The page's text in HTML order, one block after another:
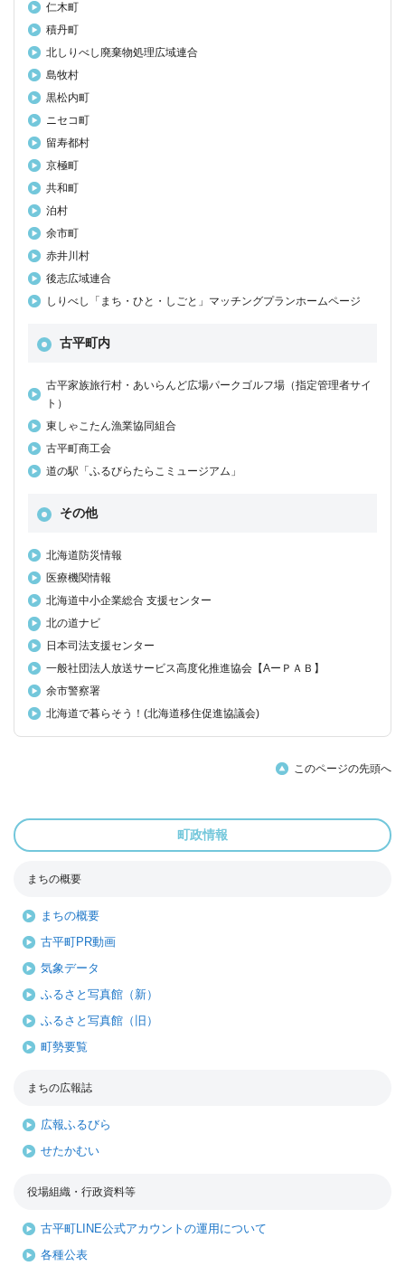
仁木町
積丹町
北しりべし廃棄物処理広域連合
島牧村
黒松内町
ニセコ町
留寿都村
京極町
共和町
泊村
余市町
赤井川村
後志広域連合
しりべし「まち・ひと・しごと」マッチングプランホームページ
古平町内
古平家族旅行村・あいらんど広場パークゴルフ場（指定管理者サイ
ト）
東しゃこたん漁業協同組合
古平町商工会
道の駅「ふるびらたらこミュージアム」
その他
北海道防災情報
医療機関情報
北海道中小企業総合 支援センター
北の道ナビ
日本司法支援センター
一般社団法人放送サービス高度化推進協会【AーＰＡＢ】
余市警察署
北海道で暮らそう！(北海道移住促進協議会)
このページの先頭へ
町政情報
まちの概要
まちの概要
古平町PR動画
気象データ
ふるさと写真館（新）
ふるさと写真館（旧）
町勢要覧
まちの広報誌
広報ふるびら
せたかむい
役場組織・行政資料等
古平町LINE公式アカウントの運用について
各種公表